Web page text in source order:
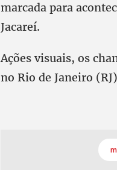
marcada para
Jacareí.
Ações visuais, os
no Rio de Janeiro